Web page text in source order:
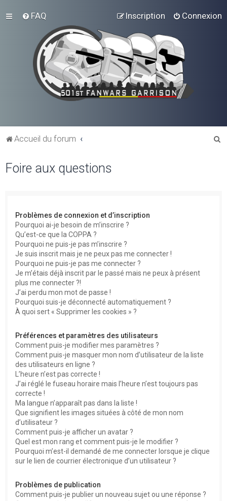
FAQ Connexion
Inscription
Accueil du forum
Foire aux questions
Problèmes de connexion et d’inscription
Pourquoi ai-je besoin de m’inscrire ?
Qu’est-ce que la COPPA ?
Pourquoi ne puis-je pas m’inscrire ?
Je suis inscrit mais je ne peux pas me connecter !
Pourquoi ne puis-je pas me connecter ?
Je m’étais déjà inscrit par le passé mais ne peux à présent
plus me connecter ?!
J’ai perdu mon mot de passe !
Pourquoi suis-je déconnecté automatiquement ?
À quoi sert « Supprimer les cookies » ?
Préférences et paramètres des utilisateurs
Comment puis-je modifier mes paramètres ?
Comment puis-je masquer mon nom d’utilisateur de la liste
des utilisateurs en ligne ?
L’heure n’est pas correcte !
J’ai réglé le fuseau horaire mais l’heure n’est toujours pas
correcte !
Ma langue n’apparaît pas dans la liste !
Que signifient les images situées à côté de mon nom
d’utilisateur ?
Comment puis-je afficher un avatar ?
Quel est mon rang et comment puis-je le modifier ?
Pourquoi m’est-il demandé de me connecter lorsque je clique
sur le lien de courrier électronique d’un utilisateur ?
Problèmes de publication
Comment puis-je publier un nouveau sujet ou une réponse ?